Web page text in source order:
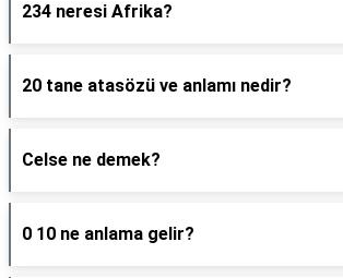
234 neresi Afrika?
20 tane atasözü ve anlamı nedir?
Celse ne demek?
0 10 ne anlama gelir?